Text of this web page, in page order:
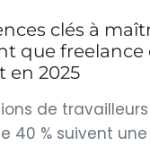
clés à
que freelance
en 2025
de
40 % suivent